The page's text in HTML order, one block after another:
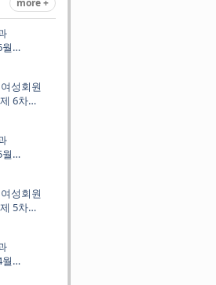
more +
성회원
6차
일 저녁
성회원
5차
일 저녁